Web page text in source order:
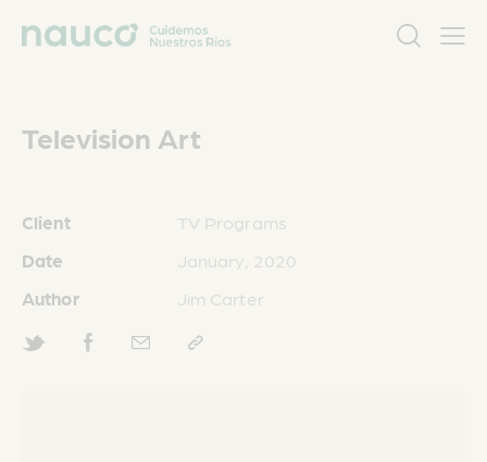
Television Art
Client
TV Programs
Date
January, 2020
Author
Jim Carter